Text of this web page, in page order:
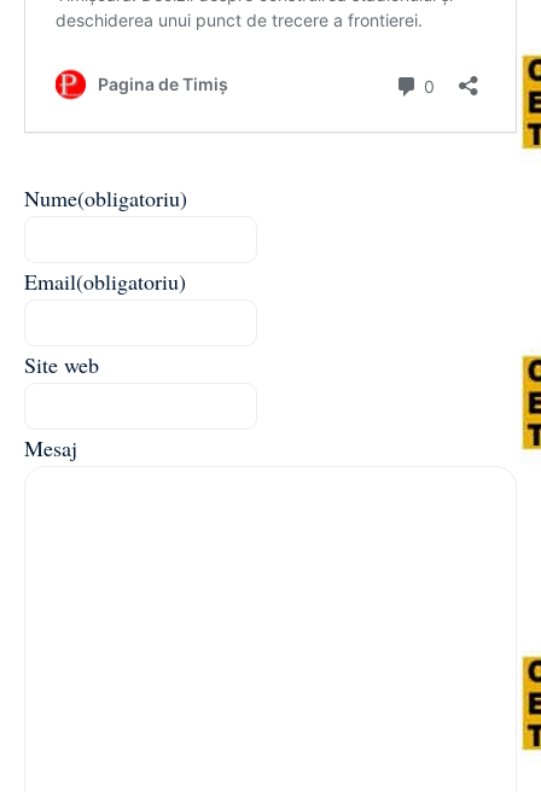
Nume(obligatoriu)
Email(obligatoriu)
Site web
Mesaj